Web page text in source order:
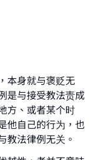
本身就与褒贬无
是与接受教法责成
方、或者某个时
他自己的行为，也
教法律例无关。